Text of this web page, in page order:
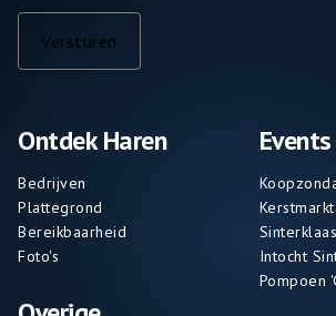
Ontdek Haren
Bedrijven
Plattegrond
Bereikbaarheid
Foto's
Events
Intocht
Pompoen
Versturen